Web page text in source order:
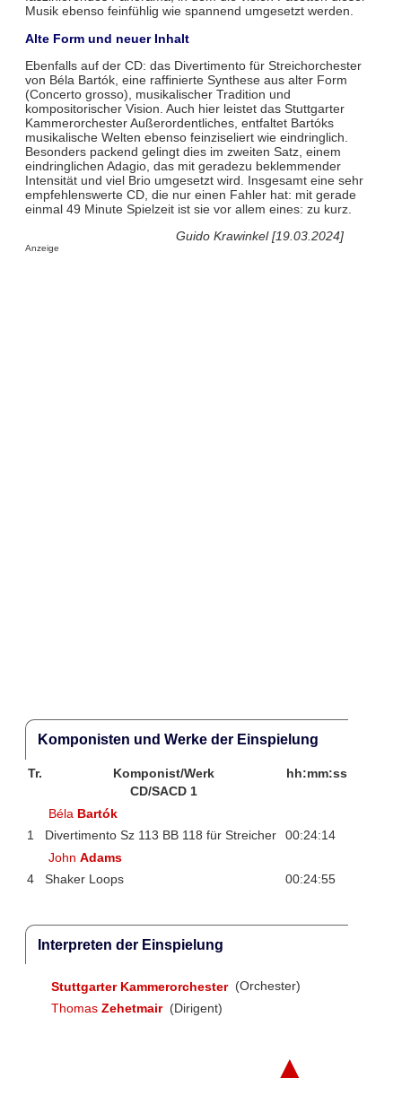
Musik ebenso feinfühlig wie spannend umgesetzt werden.
Alte Form und neuer Inhalt
Ebenfalls auf der CD: das Divertimento für Streichorchester
von Béla Bartók, eine raffinierte Synthese aus alter Form
(Concerto grosso), musikalischer Tradition und
kompositorischer Vision. Auch hier leistet das Stuttgarter
Kammerorchester Außerordentliches, entfaltet Bartóks
musikalische Welten ebenso feinziseliert wie eindringlich.
Besonders packend gelingt dies im zweiten Satz, einem
eindringlichen Adagio, das mit geradezu beklemmender
Intensität und viel Brio umgesetzt wird. Insgesamt eine sehr
empfehlenswerte CD, die nur einen Fahler hat: mit gerade
einmal 49 Minute Spielzeit ist sie vor allem eines: zu kurz.
Guido Krawinkel [19.03.2024]
Anzeige
Komponisten und Werke der Einspielung
Tr. Komponist/Werk
hh:mm:ss
CD/SACD 1
Béla Bartók
1
Divertimento Sz 113 BB 118 für Streicher
00:24:14
JohnAdams
4
Shaker Loops 00:24:55
Interpreten der Einspielung
Stuttgarter Kammerorchester (Orchester)
Thomas Zehetmair (Dirigent)
▲